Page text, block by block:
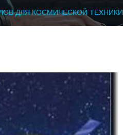
ДЛЯ КОСМИЧЕСКОЙ ТЕХНИКИ